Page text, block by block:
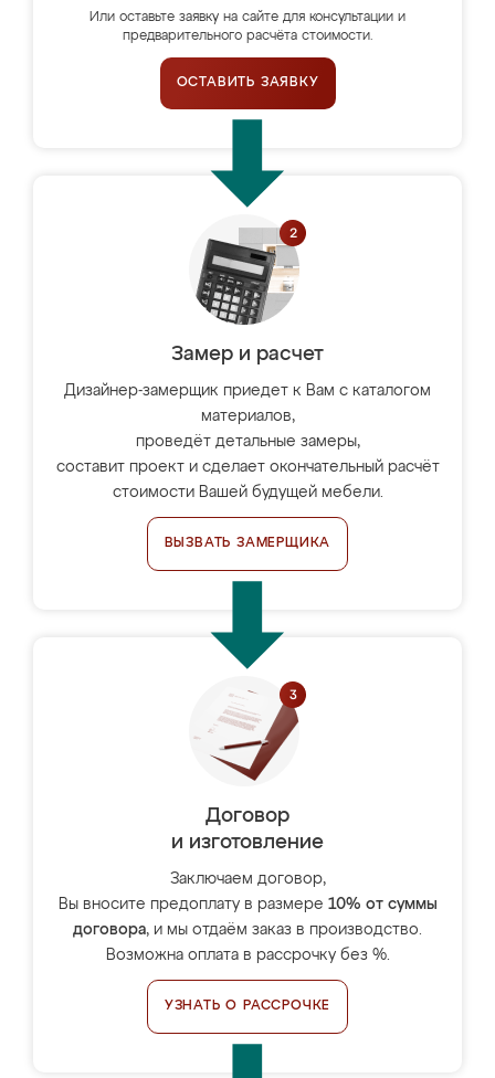
Или оставьте заявку на сайте для консультации и
предварительного расчёта стоимости.
ОСТАВИТЬ ЗАЯВКУ
Замер и расчет
Дизайнер-замерщик приедет к Вам с каталогом
материалов,
проведёт детальные замеры,
составит проект и сделает окончательный расчёт
стоимости Вашей будущей мебели.
ВЫЗВАТЬ ЗАМЕРЩИКА
Договор
и изготовление
Заключаем договор,
Вы вносите предоплату в размере 10% от суммы
договора, и мы отдаём заказ в производство.
Возможна оплата в рассрочку без %.
УЗНАТЬ О РАССРОЧКЕ